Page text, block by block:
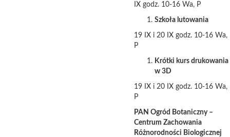
IX godz. 10-16 Wa, P
Szkoła lutowania
19 IX i 20 IX godz. 10-16 Wa,
P
Krótki kurs drukowania
w 3D
19 IX i 20 IX godz. 10-16 Wa,
P
PAN Ogród Botaniczny –
Centrum Zachowania
Różnorodności Biologicznej